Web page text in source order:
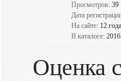
Просмотров: 39
Дата
На сайте: 12
В каталоге:
Оценка